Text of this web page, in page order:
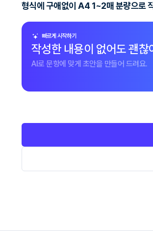
형식에 구애없이 A4 1~2매 분량으로
빠르게 시작하기
작성한 내용이 없어도 괜찮
AI로 문항에 맞게 초안을 만들어 드려요.